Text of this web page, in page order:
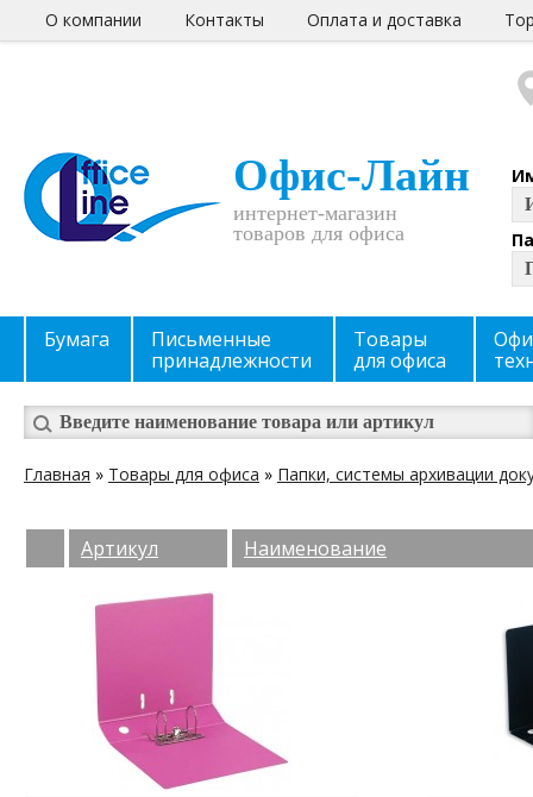
О компании Контакты Оплата и доставка
Офис-Лайн
интернет-магазин
товаров для офиса
Бумага
Письменные
принадлежности
Товары
для офиса
Вы здесь
Главная » Товары для офиса » Папки, системы архивации
Артикул Наименование